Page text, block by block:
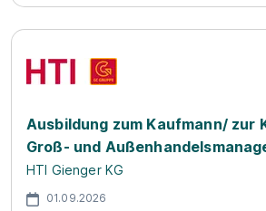
Ausbildung zum Kaufmann/ zur
Groß- und
HTI Gienger KG
01.09.2026